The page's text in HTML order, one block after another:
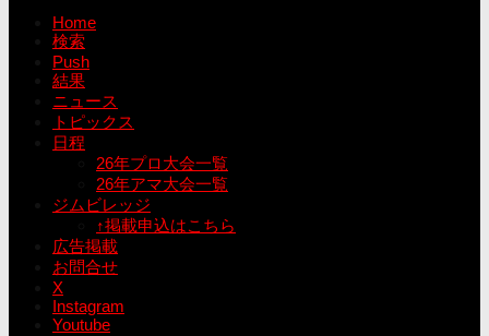
Home
検索
Push
結果
ニュース
トピックス
日程
26年プロ大会一覧
26年アマ大会一覧
ジムビレッジ
↑掲載申込はこちら
広告掲載
お問合せ
X
Instagram
Youtube